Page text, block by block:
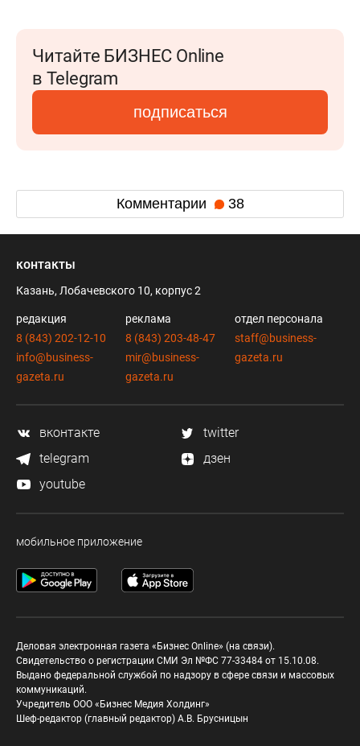
Читайте БИЗНЕС Online
в Telegram
подписаться
Комментарии 38
контакты
Казань, Лобачевского 10, корпус 2
редакция
8 (843) 202-12-10
info@business-
gazeta.ru
реклама
8 (843) 203-48-47
mir@business-
gazeta.ru
отдел персонала
staff@business-
gazeta.ru
вконтакте
twitter
telegram
дзен
youtube
мобильное приложение
Деловая электронная газета «Бизнес Online» (на связи).
Свидетельство о регистрации СМИ Эл №ФС 77-33484 от 15.10.08.
Выдано федеральной службой по надзору в сфере связи и массовых
коммуникаций.
Учредитель ООО «Бизнес Медия Холдинг»
Шеф-редактор (главный редактор) А.В. Брусницын